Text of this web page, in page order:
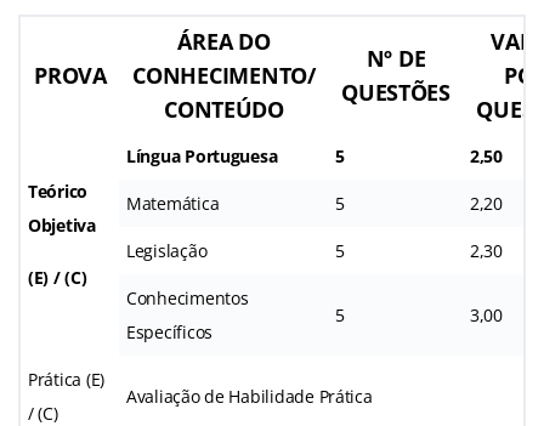
PROVA
ÁREA DO
CONHECIMENTO/
CONTEÚDO
Nº DE
QUESTÕES
Teórico
Objetiva
(E) / (C)
Língua Portuguesa 5 2,50
Matemática 5 2,20
Legislação 5 2,30
Conhecimentos
Específicos
5 3,00
Prática (E)
/ (C)
Avaliação de Habilidade Prática